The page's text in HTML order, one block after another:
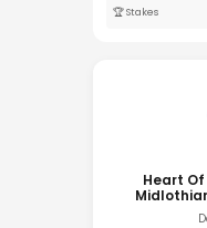
🏆 Stakes
Heart Of